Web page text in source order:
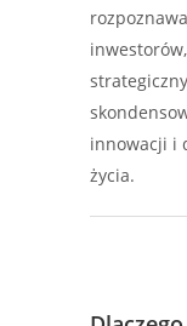
innowacji i
życia.